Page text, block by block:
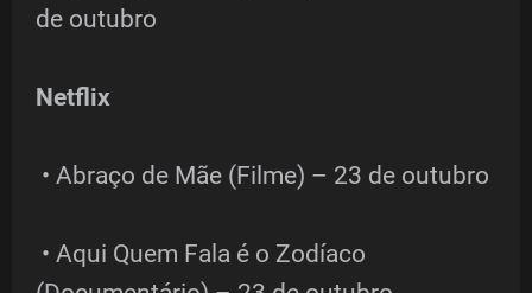
de outubro
Netflix
• Abraço de Mãe (Filme) – 23 de outubro
• Aqui Quem Fala é o Zodíaco